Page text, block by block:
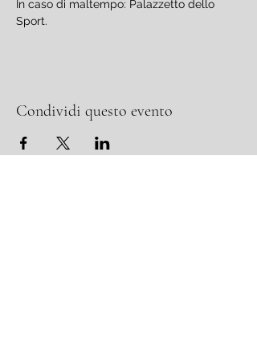
In caso di maltempo: Palazzetto dello
Sport.
Condividi questo evento